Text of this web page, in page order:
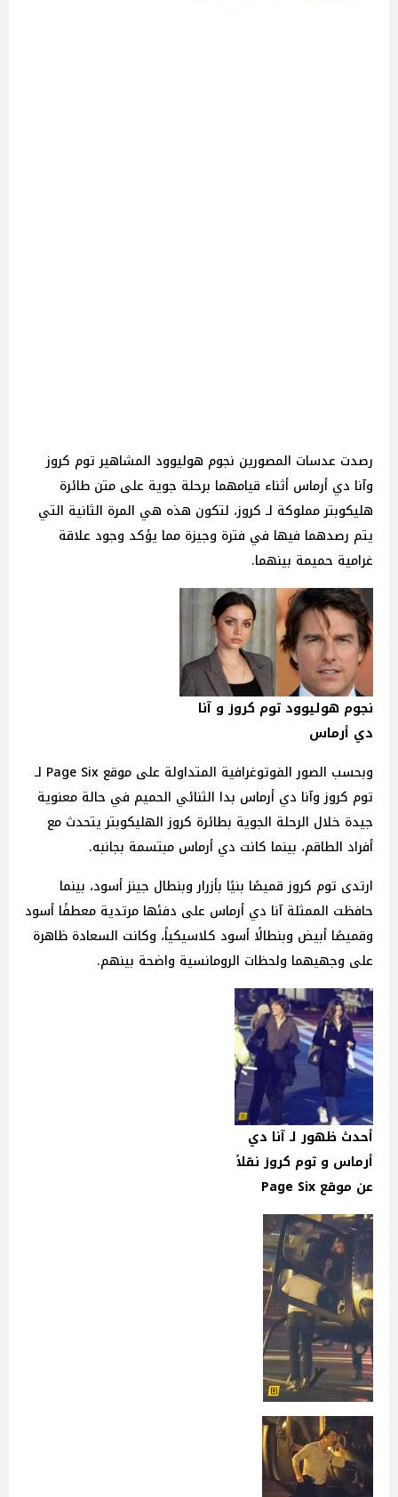
رصدت عدسات المصورين نجوم هوليوود المشاهير توم كروز
وآنا دي أرماس أثناء قيامهما برحلة جوية على متن طائرة
هليكوبتر مملوكة لـ كروز، لتكون هذه هي المرة الثانية التي
يتم رصدهما فيها في فترة وجيزة مما يؤكد وجود علاقة
غرامية حميمة بينهما.
نجوم هوليوود توم كروز و آنا
دي أرماس
وبحسب الصور الفوتوغرافية المتداولة على موقع Page Six لـ
توم كروز وآنا دي أرماس بدا الثنائي الحميم في حالة معنوية
جيدة خلال الرحلة الجوية بطائرة كروز الهليكوبتر يتحدث مع
أفراد الطاقم، بينما كانت دي أرماس مبتسمة بجانبه.
ارتدى توم كروز قميصًا بنيًا بأزرار وبنطال جينز أسود، بينما
حافظت الممثلة آنا دي أرماس على دفئها مرتدية معطفًا أسود
وقميصًا أبيض وبنطالًا أسود كلاسيكياً، وكانت السعادة ظاهرة
على وجهيهما ولحظات الرومانسية واضحة بينهم.
أحدث ظهور لـ آنا دي
أرماس و توم كروز نقلاً
عن موقع Page Six